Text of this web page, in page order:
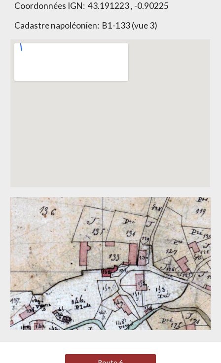
Coordonnées IGN: 43.191223 , -0.90225
Cadastre napoléonien: B1-133 (vue 3)